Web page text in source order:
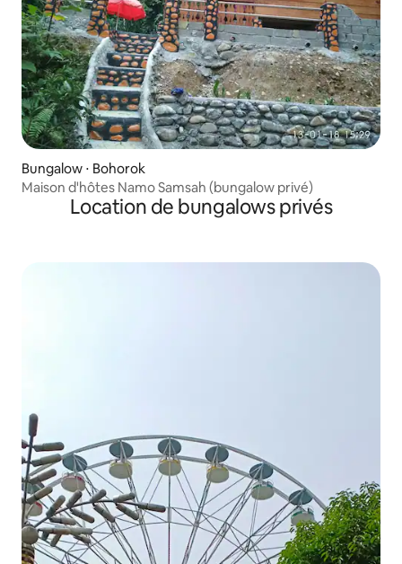
Bungalow ⋅ Bohorok
Maison d'hôtes Namo Samsah (bungalow privé)
Location de bungalows privés